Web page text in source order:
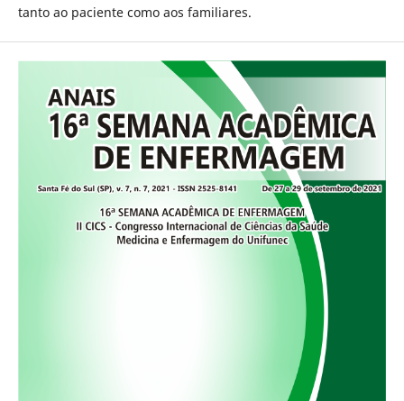
tanto ao paciente como aos familiares.